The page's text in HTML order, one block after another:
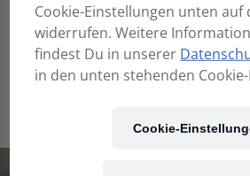
ANFRAGEN
Cookie-Einstellungen unten auf
widerrufen. Weitere
findest Du in unserer
in den unten stehenden
Cookie-